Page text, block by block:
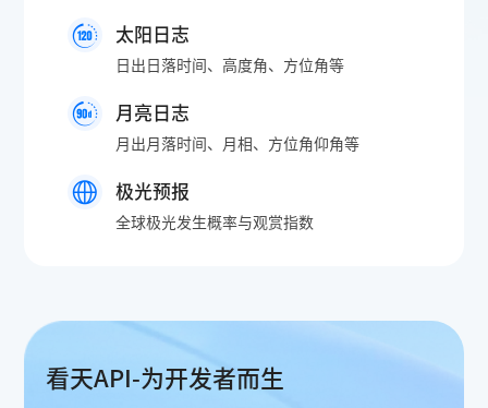
太阳日志
日出日落时间、高度角、方位角等
月亮日志
月出月落时间、月相、方位角仰角等
极光预报
全球极光发生概率与观赏指数
看天API-为开发者而生